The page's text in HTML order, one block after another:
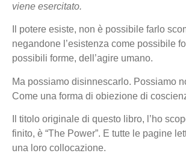
viene esercitato.
Il potere esiste, non è possibile farlo
negandone l’esistenza come possibile
possibili forme, dell’agire umano.
Ma possiamo disinnescarlo. Possiamo
Come una forma di obiezione di
Il titolo originale di questo libro, l’ho
finito, è “The Power”. E tutte le pagine
una loro collocazione.